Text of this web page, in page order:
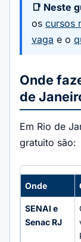
📑 Neste
os cursos
vaga e o
Onde
de
Em Rio de
gratuito são:
Onde
SENAI e
Senac RJ